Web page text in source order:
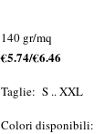
140 gr/mq
€5.74/€6.46
Taglie: S .. XXL
Colori disponibili: